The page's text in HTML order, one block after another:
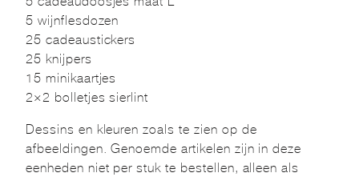
5 wijnflesdozen
25 cadeaustickers
25 knijpers
15 minikaartjes
2×2 bolletjes sierlint
Dessins en kleuren zoals te zien op de
afbeeldingen. Genoemde artikelen zijn in deze
eenheden niet per stuk te bestellen, alleen als